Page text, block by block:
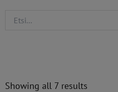
Showing all 7 results